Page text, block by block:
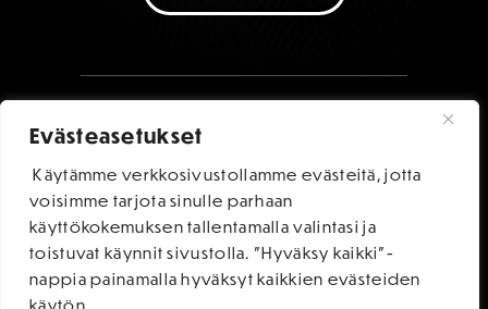
Evästeasetukset
Käytämme verkkosivustollamme evästeitä, jotta
voisimme tarjota sinulle parhaan
käyttökokemuksen tallentamalla valintasi ja
toistuvat käynnit sivustolla. "Hyväksy kaikki"-
nappia painamalla hyväksyt kaikkien evästeiden